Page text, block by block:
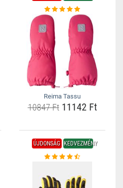
Reima Tassu
10847 Ft11142 Ft
ÚJDONSÁG KEDVEZMÉNY